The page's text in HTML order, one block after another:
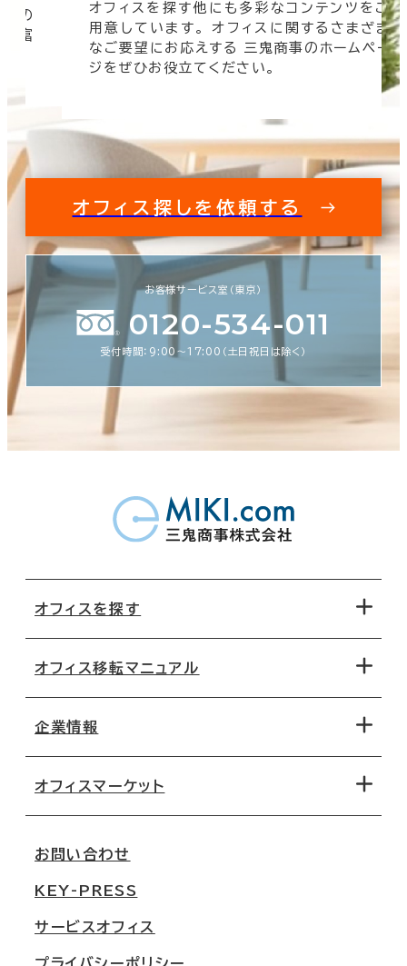
の
豊富
オフィスを探す他にも多彩なコンテンツをご
用意しています。 オフィスに関するさまざま
なご要望にお応えする 三鬼商事のホームペー
ジをぜひお役立てください。
オフィス探しを依頼する
お客様サービス室（東京）
0120-534-011
受付時間：9:00〜17:00（土日祝日は除く）
オフィスを探す
地図から探す
路線・駅から探す
オフィス移転マニュアル
移転コストシミュレーション
移転スケジュール
オフィス移転Q&A
企業情報
オフィスマーケット
大阪
名古屋
お問い合わせ
KEY-PRESS
サービスオフィス
プライバシーポリシー